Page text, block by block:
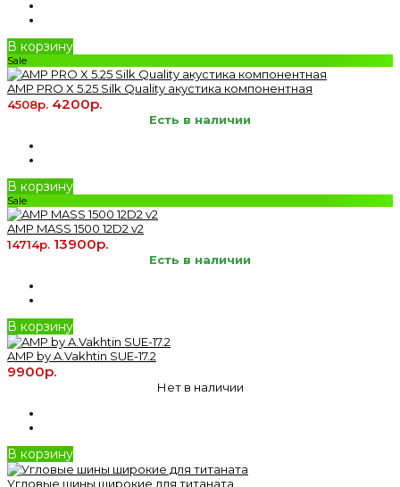
В корзину
Sale
AMP PRO X 5.25 Silk Quality акустика компонентная
4508р. 4200р.
Есть в наличии
В корзину
Sale
AMP MASS 1500 12D2 v2
14714р. 13900р.
Есть в наличии
В корзину
AMP by A.Vakhtin SUE-17.2
9900р.
Нет в наличии
В корзину
Угловые шины широкие для титаната